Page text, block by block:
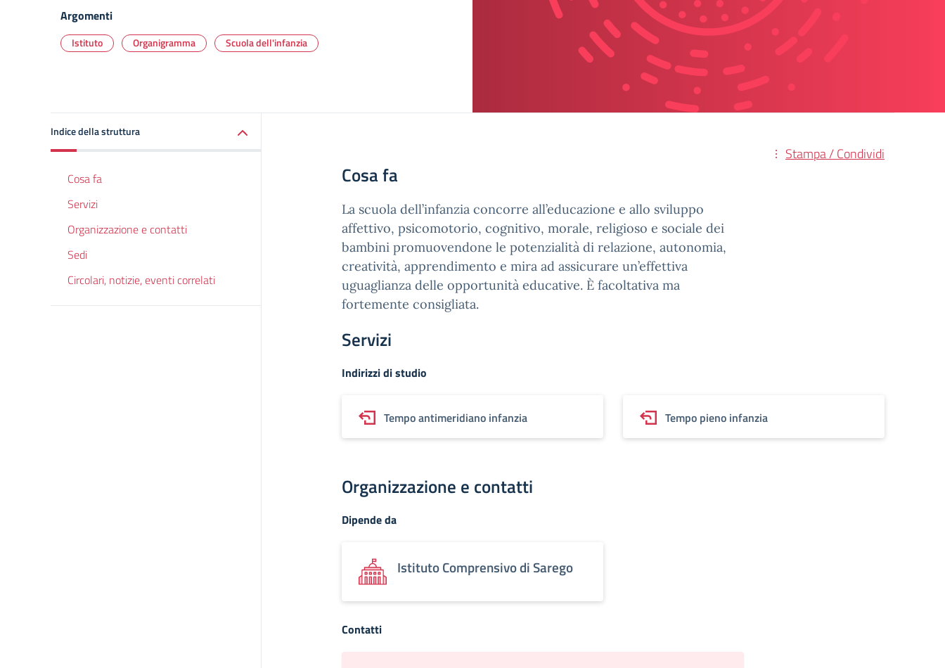
Argomenti
Istituto Organigramma Scuola dell'infanzia
Indice della struttura
Cosa fa
Servizi
Organizzazione e contatti
Sedi
Circolari, notizie, eventi correlati
Stampa / Condividi
Cosa fa
La scuola dell’infanzia concorre all’educazione e allo sviluppo
affettivo, psicomotorio, cognitivo, morale, religioso e sociale dei
bambini promuovendone le potenzialità di relazione, autonomia,
creatività, apprendimento e mira ad assicurare un’effettiva
uguaglianza delle opportunità educative. È facoltativa ma
fortemente consigliata.
Servizi
Indirizzi di studio
Tempo antimeridiano infanzia Tempo pieno infanzia
Organizzazione e contatti
Dipende da
Istituto Comprensivo di Sarego
Contatti